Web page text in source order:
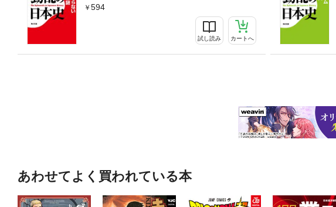
594
試し読み カートへ
あわせてよく買われている本